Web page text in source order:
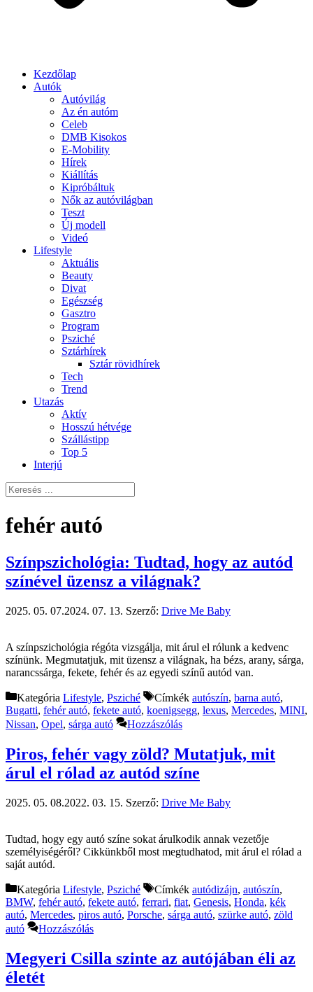
Kezdőlap
Autók
Autóvilág
Az én autóm
Celeb
DMB Kisokos
E-Mobility
Hírek
Kiállítás
Kipróbáltuk
Nők az autóvilágban
Teszt
Új modell
Videó
Lifestyle
Aktuális
Beauty
Divat
Egészség
Gasztro
Program
Psziché
Sztárhírek
Sztár rövidhírek
Tech
Trend
Utazás
Aktív
Hosszú hétvége
Szállástipp
Top 5
Interjú
fehér autó
Színpszichológia: Tudtad, hogy az autód
színével üzensz a világnak?
2025. 05. 07.2024. 07. 13. Szerző: Drive Me Baby
A színpszichológia régóta vizsgálja, mit árul el rólunk a kedvenc
színünk. Megmutatjuk, mit üzensz a világnak, ha bézs, arany, sárga,
narancssárga, fekete, fehér és az egyedi színű autód van.
Kategória Lifestyle, Psziché Címkék autószín, barna autó,
Bugatti, fehér autó, fekete autó, koenigsegg, lexus, Mercedes, MINI,
Nissan, Opel, sárga autó Hozzászólás
Piros, fehér vagy zöld? Mutatjuk, mit
árul el rólad az autód színe
2025. 05. 08.2022. 03. 15. Szerző: Drive Me Baby
Tudtad, hogy egy autó színe sokat árulkodik annak vezetője
személyiségéről? Cikkünkből most megtudhatod, mit árul el rólad a
saját autód.
Kategória Lifestyle, Psziché Címkék autódizájn, autószín,
BMW, fehér autó, fekete autó, ferrari, fiat, Genesis, Honda, kék
autó, Mercedes, piros autó, Porsche, sárga autó, szürke autó, zöld
autó
Hozzászólás
Megyeri Csilla szinte az autójában éli az
életét